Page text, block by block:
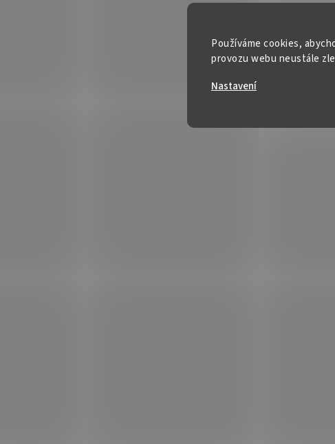
Používáme cookies,
provozu webu neustále
Nastavení